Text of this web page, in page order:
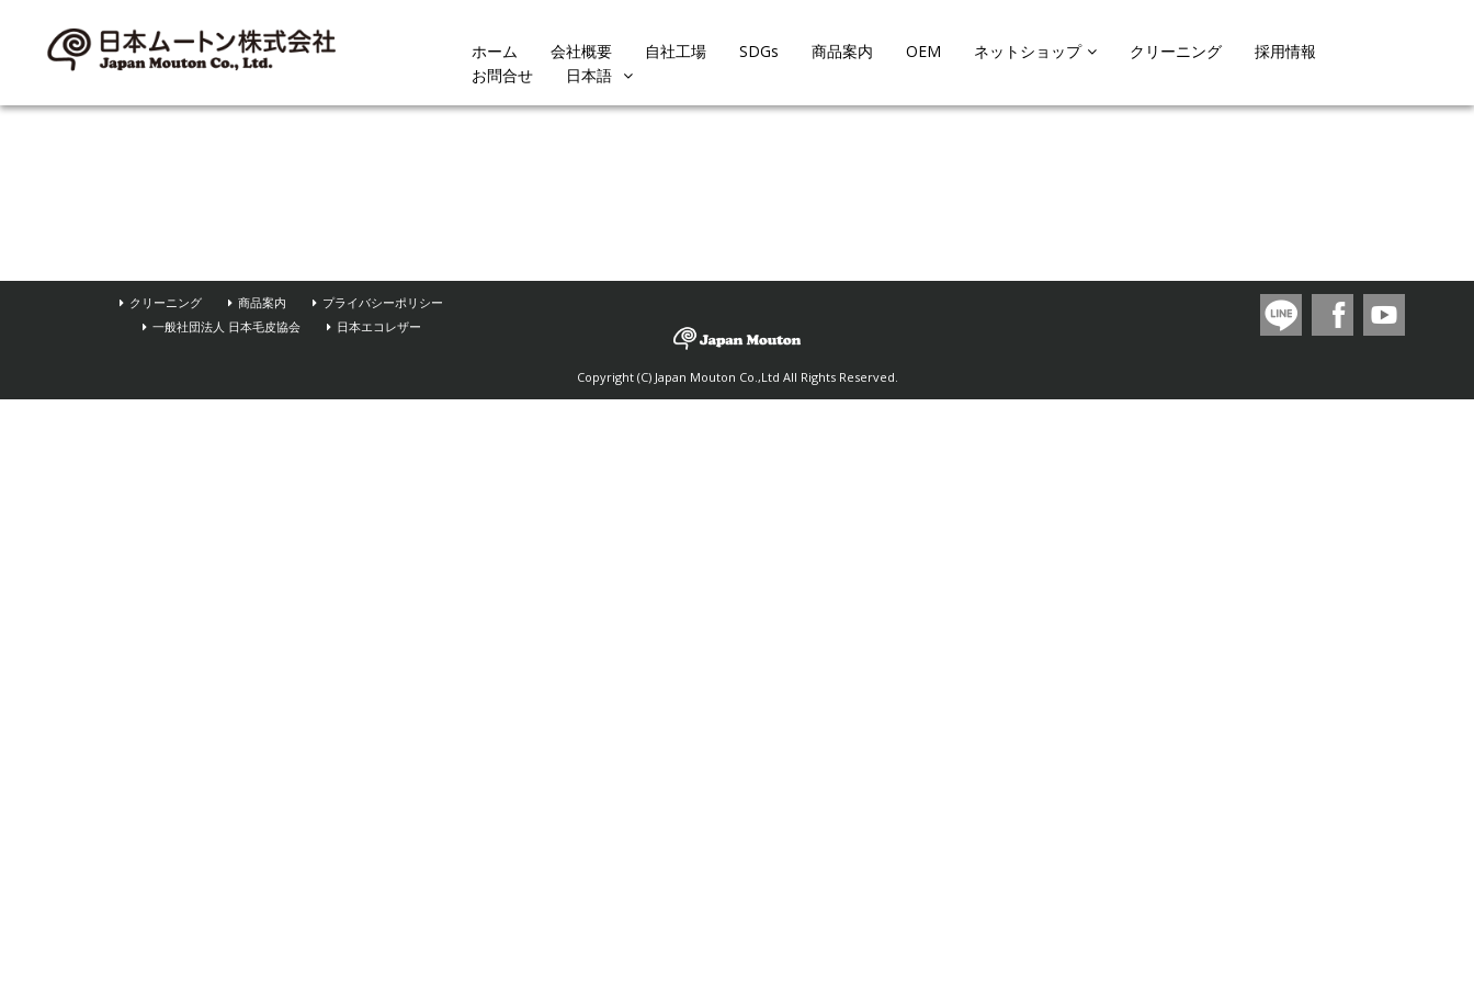
ホーム 会社概要 自社工場 SDGs 商品案内 OEM ネットショップ クリーニング
採用情報
お問合せ
日本語
Copyright (C) Japan Mouton Co.,Ltd All Rights Reserved.
クリーニング 商品案内
プライバシーポリシー
一般社団法人 日本毛皮協会
日本エコレザー